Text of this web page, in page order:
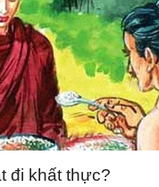
đi khất thực?